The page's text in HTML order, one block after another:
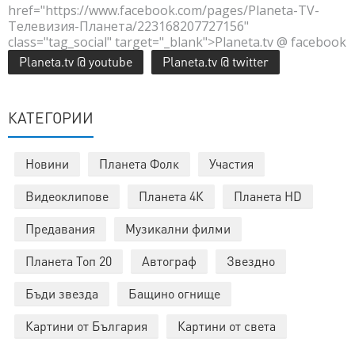
href="https://www.facebook.com/pages/Planeta-TV-
Телевизия-Планета/223168207727156"
class="tag_social" target="_blank">Planeta.tv @ facebook
Planeta.tv @ youtube Planeta.tv @ twitter
КАТЕГОРИИ
Новини Планета Фолк
Участия
Видеоклипове
Планета 4К
Планета HD
Предавания
Музикални филми
Планета Топ 20
Автограф
Звездно
Бъди звезда
Бащино огнище
Картини от България
Картини от света